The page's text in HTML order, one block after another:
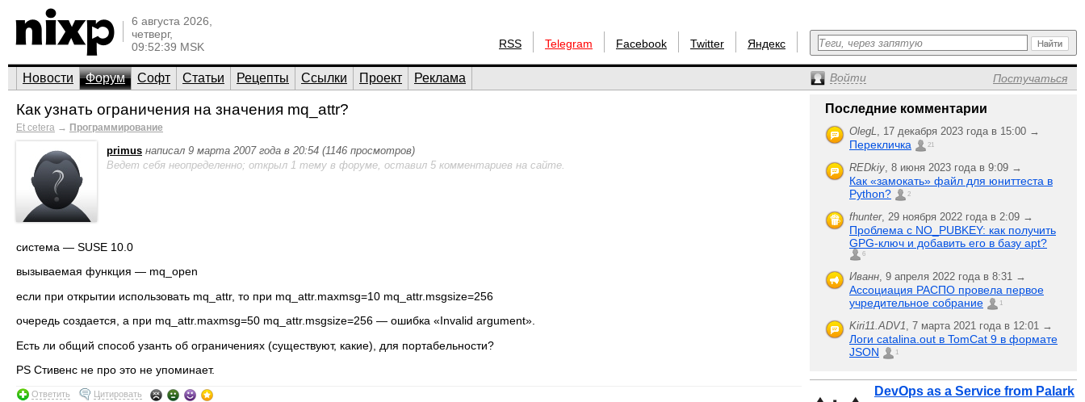
6 августа 2026,
четверг,
09:52:39 MSK
RSS Telegram Facebook Twitter Яндекс
Новости Форум Софт Статьи Рецепты Ссылки Проект Реклама Войти Постучаться
Как узнать ограничения на значения mq_attr?
Et cetera → Программирование
primus написал 9 марта 2007 года в 20:54 (1146 просмотров)
Ведет себя неопределенно; открыл 1 тему в форуме, оставил 5 комментариев на сайте.
система — SUSE 10.0
вызываемая функция — mq_open
если при открытии использовать mq_attr, то при mq_attr.maxmsg=10 mq_attr.msgsize=256
очередь создается, а при mq_attr.maxmsg=50 mq_attr.msgsize=256 — ошибка «Invalid argument».
Есть ли общий способ узанть об ограничениях (существуют, какие), для портабельности?
PS Стивенс не про это не упоминает.
Ответить Цитировать
Последние комментарии
OlegL, 17 декабря 2023 года в 15:00 →
Перекличка 21
REDkiy, 8 июня 2023 года в 9:09 →
Как «замокать» файл для юниттеста в
Python?
2
fhunter, 29 ноября 2022 года в 2:09 →
Проблема с NO_PUBKEY: как получить
GPG-ключ и добавить его в базу apt?
6
Иванн, 9 апреля 2022 года в 8:31 →
Ассоциация РАСПО провела первое
учредительное собрание
1
Kiri11.ADV1, 7 марта 2021 года в 12:01 →
Логи catalina.out в TomCat 9 в формате
JSON
1
DevOps as a Service from Palark